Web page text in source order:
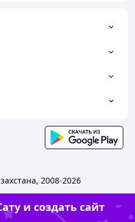
2008-2026
и создать сайт